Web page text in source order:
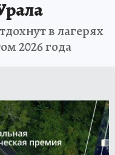
в лагерях
2026 года